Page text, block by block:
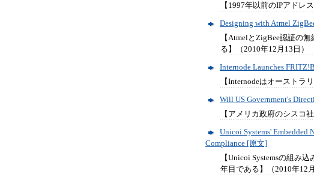
【1997年以前のIPアドレ
Designing with Atmel
【AtmelとZigBee認証の
る】（2010年12月13日）
Internode Launches
【Internodeはオーストラ
Will US Government's
【アメリカ政府のシスコ
Unicoi Systems' Embedded
Compliance [原文]
【Unicoi Systemsの組み
年目である】（2010年12月